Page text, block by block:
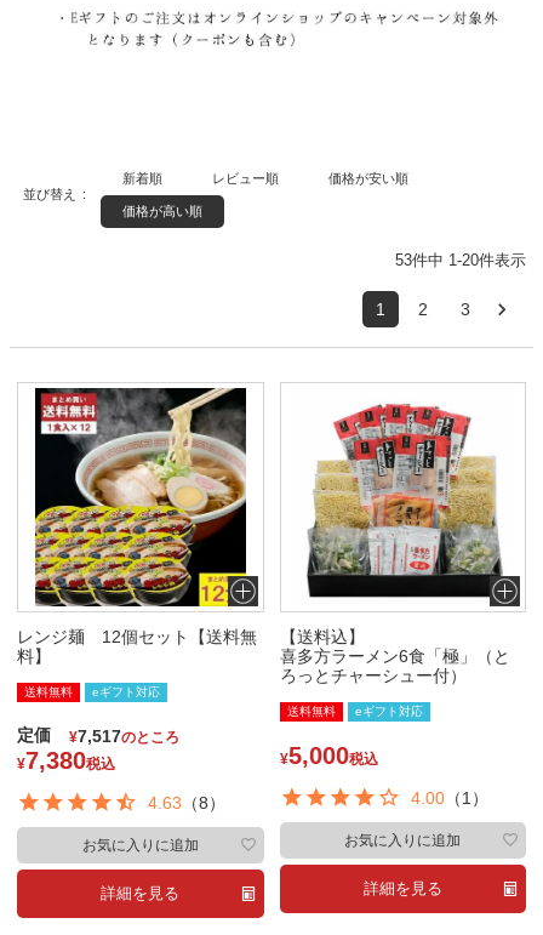
並び替え
新着順 レビュー順 価格が安い順
価格が高い順
53件中 1-20件表示
1 2 3
レンジ麺 12個セット【送料無
料】
送料無料 eギフト対応
定価 ¥7,517のところ
¥7,380税込
4.63 （8）
詳細を見る
お気に入りに追加
【送料込】
喜多方ラーメン6食「極」（と
ろっとチャーシュー付）
送料無料 eギフト対応
¥5,000税込
4.00（1）
詳細を見る
お気に入りに追加